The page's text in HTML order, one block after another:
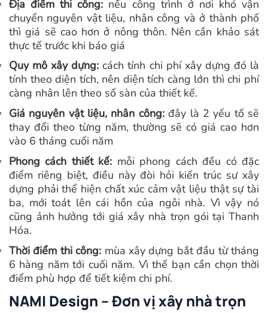
Địa điểm thi công: nếu công trình ở nơi khó vận
chuyển nguyên vật liệu, nhân công và ở thành phố
thì giá sẽ cao hơn ở nông thôn. Nên cần khảo sát
thực tế trước khi báo giá
Quy mô xây dựng: cách tính chi phí xây dựng đó là
tính theo diện tích, nên diện tích càng lớn thì chi phí
càng nhân lên theo số sàn của thiết kế.
Giá nguyên vật liệu, nhân công:đây là 2 yếu tố sẽ
thay đổi theo từng năm, thường sẽ có giá cao hơn
vào 6 tháng cuối năm
Phong cách thiết kế: mỗi phong cách đều có đặc
điểm riêng biệt, điều này đòi hỏi kiến trúc sư xây
dựng phải thể hiện chất xúc cảm vật liệu thật sự tài
ba, mới toát lên cái hồn của ngôi nhà. Vì vậy nó
cũng ảnh hưởng tới giá xây nhà trọn gói tại Thanh
Hóa.
Thời điểm thi công: mùa xây dựng bắt đầu từ tháng
6 hàng năm tới cuối năm. Vì thế bạn cần chọn thời
điểm phù hợp để tiết kiệm chi phí.
NAMI Design – Đơn vị xây nhà trọn